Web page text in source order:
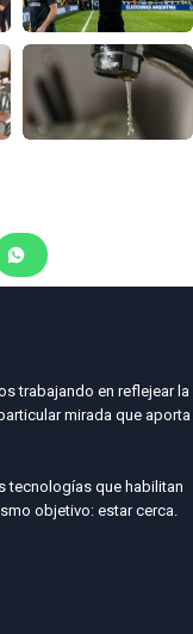
trabajando en reflejear la
mirada que aporta
tecnologías que habilitan
objetivo: estar cerca.